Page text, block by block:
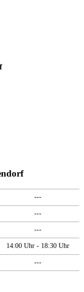
---
---
---
14:00 Uhr - 18:30 Uhr
---